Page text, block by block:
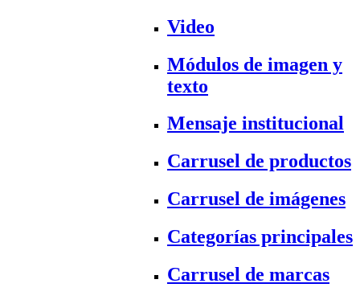
Video
Módulos de imagen y
texto
Mensaje institucional
Carrusel de productos
Carrusel de imágenes
Categorías principales
Carrusel de marcas